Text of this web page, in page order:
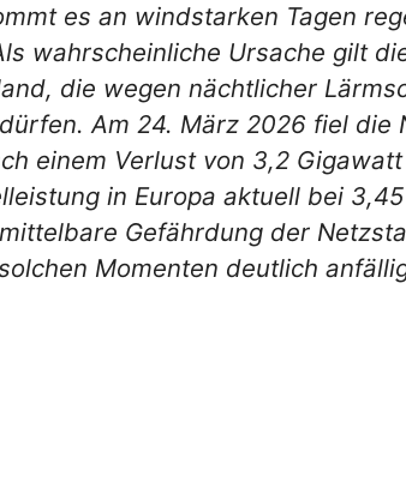
es an windstarken Tagen
wahrscheinliche Ursache gilt
die wegen nächtlicher
Am 24. März 2026 fiel die
einem Verlust von 3,2
in Europa aktuell bei
Gefährdung der
Momenten deutlich